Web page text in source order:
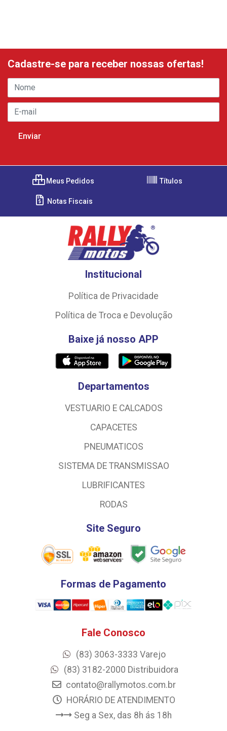
Cadastre-se para receber nossas ofertas!
Meus Pedidos Títulos
Notas Fiscais
Institucional
Política de Privacidade
Política de Troca e Devolução
Baixe já nosso APP
Departamentos
VESTUARIO E CALCADOS
CAPACETES
PNEUMATICOS
SISTEMA DE TRANSMISSAO
LUBRIFICANTES
RODAS
Site Seguro
Formas de Pagamento
Fale Conosco
(83) 3063-3333 Varejo
(83) 3182-2000 Distribuidora
contato@rallymotos.com.br
HORÁRIO DE ATENDIMENTO
Seg a Sex, das 8h ás 18h